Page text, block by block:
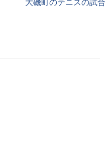
大磯町のテニスの試合